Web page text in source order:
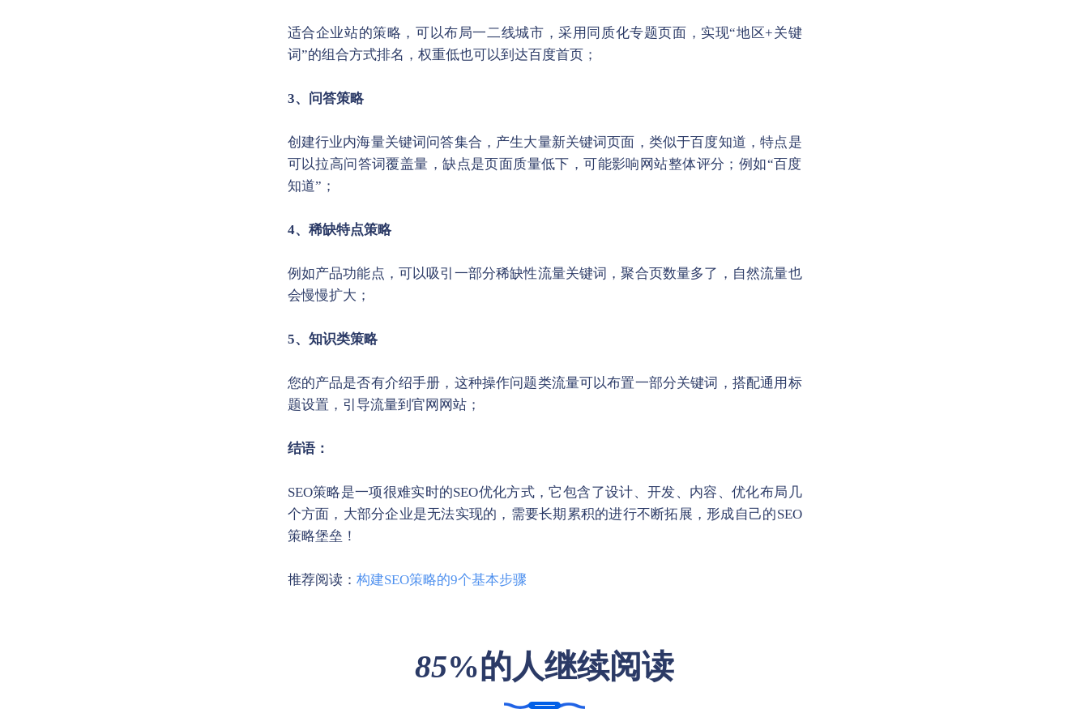
适合企业站的策略，可以布局一二线城市，采用同质化专题页面，实现“地区+关键
词”的组合方式排名，权重低也可以到达百度首页；
3、问答策略
创建行业内海量关键词问答集合，产生大量新关键词页面，类似于百度知道，特点是
可以拉高问答词覆盖量，缺点是页面质量低下，可能影响网站整体评分；例如“百度
知道”；
4、稀缺特点策略
例如产品功能点，可以吸引一部分稀缺性流量关键词，聚合页数量多了，自然流量也
会慢慢扩大；
5、知识类策略
您的产品是否有介绍手册，这种操作问题类流量可以布置一部分关键词，搭配通用标
题设置，引导流量到官网网站；
结语：
SEO策略是一项很难实时的SEO优化方式，它包含了设计、开发、内容、优化布局几
个方面，大部分企业是无法实现的，需要长期累积的进行不断拓展，形成自己的SEO
策略堡垒！
推荐阅读： 构建SEO策略的9个基本步骤
85%的人继续阅读